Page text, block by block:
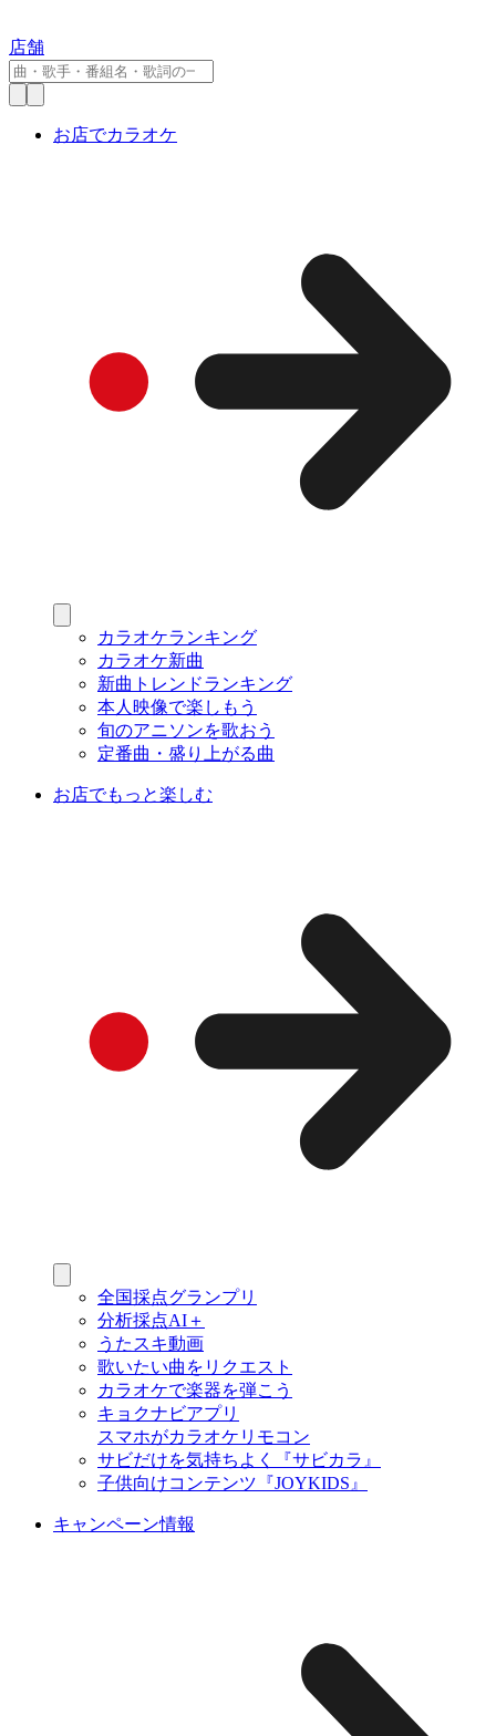
店舗
お店でカラオケ
カラオケランキング
カラオケ新曲
新曲トレンドランキング
本人映像で楽しもう
旬のアニソンを歌おう
定番曲・盛り上がる曲
お店でもっと楽しむ
全国採点グランプリ
分析採点AI＋
うたスキ動画
歌いたい曲をリクエスト
カラオケで楽器を弾こう
キョクナビアプリ
スマホがカラオケリモコン
サビだけを気持ちよく『サビカラ』
子供向けコンテンツ『JOYKIDS』
キャンペーン情報